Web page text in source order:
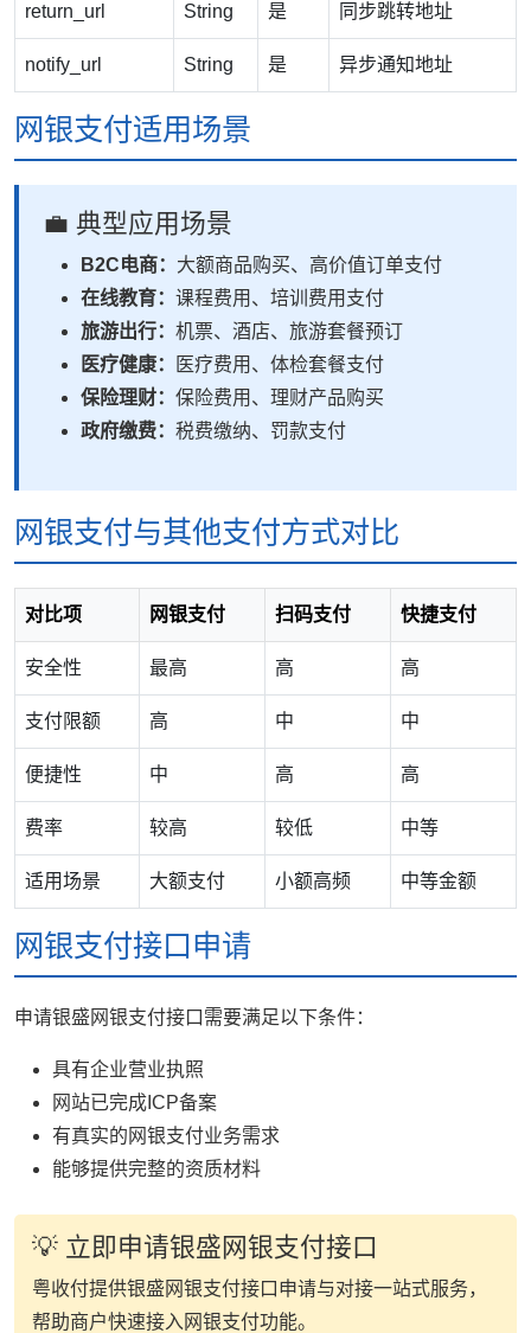
return_url String 是 同步跳转地址
notify_url String 是 异步通知地址
网银支付适用场景
💼 典型应用场景
B2C电商： 大额商品购买、高价值订单支付
在线教育： 课程费用、培训费用支付
旅游出行： 机票、酒店、旅游套餐预订
医疗健康：
医疗费用、体检套餐支付
保险理财： 保险费用、理财产品购买
政府缴费： 税费缴纳、罚款支付
网银支付与其他支付方式对比
对比项 网银支付 扫码支付 快捷支付
安全性 最高 高 高
支付限额 高 中 中
便捷性 中 高 高
费率 较高 较低 中等
适用场景 大额支付 小额高频 中等金额
网银支付接口申请
申请银盛网银支付接口需要满足以下条件：
具有企业营业执照
网站已完成ICP备案
有真实的网银支付业务需求
能够提供完整的资质材料
💡 立即申请银盛网银支付接口
粤收付提供银盛网银支付接口申请与对接一站式服务，
帮助商户快速接入网银支付功能。